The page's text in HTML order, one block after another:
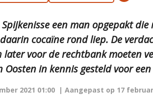
een man opgepakt die
cocaïne rond liep. De
later voor de rechtbank moeten
Oosten in kennis gesteld voor
2021 01:00 | Aangepast op 17